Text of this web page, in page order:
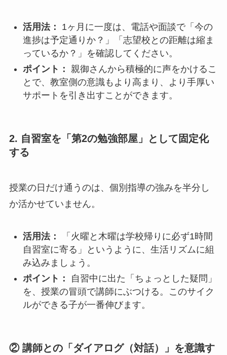
活用法：
1ヶ月に一度は、電話や面談で「今の
進捗は予定通りか？」「志望校との距離は縮ま
っているか？」を確認してください。
ポイント：
親御さんから積極的に声をかけるこ
とで、教室側の意識もより高まり、より手厚い
サポートを引き出すことができます。
2. 自習室を「第2の勉強部屋」として固定化
する
授業の日だけ通うのは、個別指導の強みを半分し
か活かせていません。
活用法：
「火曜と木曜は学校帰りに必ず1時間
自習室に寄る」というように、生活リズムに組
み込みましょう。
ポイント：
自習中に出た「ちょっとした疑問」
を、授業の冒頭で講師にぶつける。このサイク
ルができる子が一番伸びます。
② 講師との「ダイアログ（対話）」を意識す